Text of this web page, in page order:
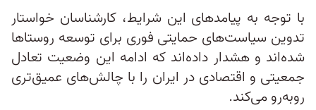
با توجه به پیامدهای این شرایط، کارشناسان خواستار
تدوین سیاست‌های حمایتی فوری برای توسعه روستاها
شده‌اند و هشدار داده‌اند که ادامه این وضعیت تعادل
جمعیتی و اقتصادی در ایران را با چالش‌های عمیق‌تری
روبه‌رو می‌کند.